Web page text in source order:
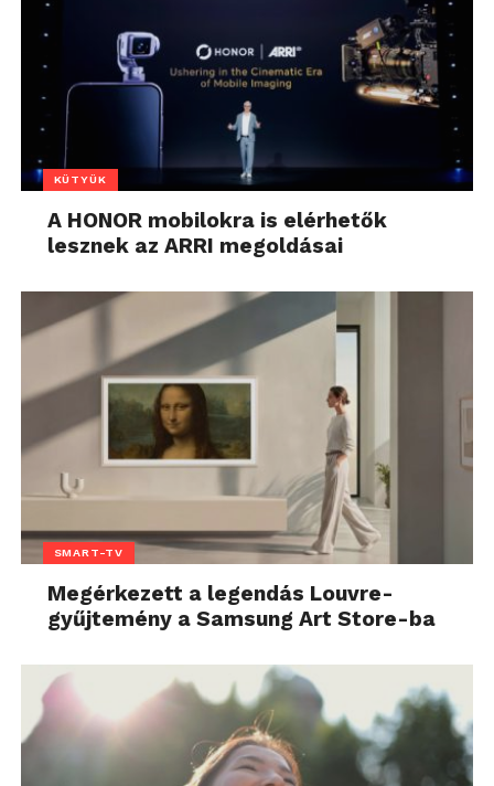
KÜTYÜK
A HONOR mobilokra is elérhetők
lesznek az ARRI megoldásai
SMART-TV
Megérkezett a legendás Louvre-
gyűjtemény a Samsung Art Store-ba